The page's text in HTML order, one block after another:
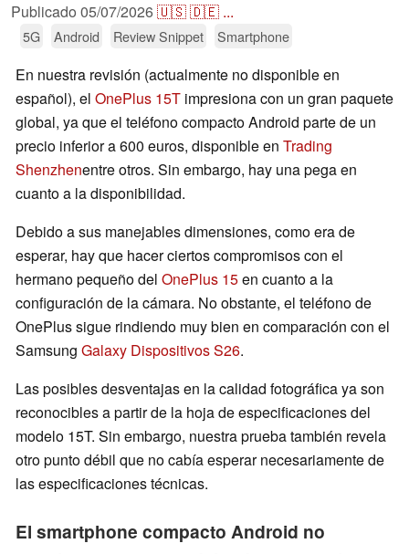
Publicado 05/07/2026🇺🇸🇩🇪 ...
5G Android Review Snippet Smartphone
En nuestra revisión (actualmente no disponible en
español), el OnePlus 15T impresiona con un gran paquete
global, ya que el teléfono compacto Android parte de un
precio inferior a 600 euros, disponible en Trading
Shenzhenentre otros. Sin embargo, hay una pega en
cuanto a la disponibilidad.
Debido a sus manejables dimensiones, como era de
esperar, hay que hacer ciertos compromisos con el
hermano pequeño del OnePlus 15en cuanto a la
configuración de la cámara. No obstante, el teléfono de
OnePlus sigue rindiendo muy bien en comparación con el
Samsung Galaxy Dispositivos S26.
Las posibles desventajas en la calidad fotográfica ya son
reconocibles a partir de la hoja de especificaciones del
modelo 15T. Sin embargo, nuestra prueba también revela
otro punto débil que no cabía esperar necesariamente de
las especificaciones técnicas.
El smartphone compacto Android no